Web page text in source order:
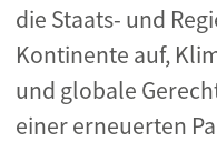
die Staats- und
Kontinente auf,
und globale
einer erneuerten